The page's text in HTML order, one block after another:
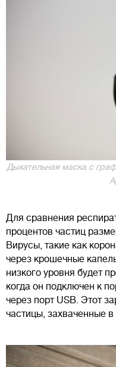
Дыхательная маска с
Для сравнения
процентов частиц
Вирусы, такие как
через крошечные
низкого уровня будет
когда он подключен к
через порт USB. Этот
частицы, захваченные